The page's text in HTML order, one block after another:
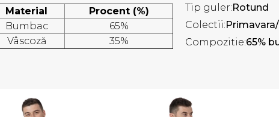
Material
Procent (%)
Bumbac
65%
Vâscoză 35%
Tip guler:Rotund
Colectii:
Compozitie:65%